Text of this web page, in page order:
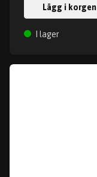
Lägg i korgen
I lager